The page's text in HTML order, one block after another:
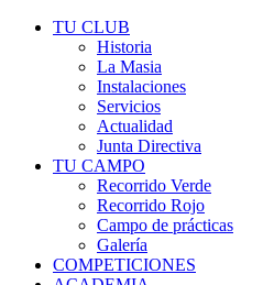
TU CLUB
Historia
La Masia
Instalaciones
Servicios
Actualidad
Junta Directiva
TU CAMPO
Recorrido Verde
Recorrido Rojo
Campo de prácticas
Galería
COMPETICIONES